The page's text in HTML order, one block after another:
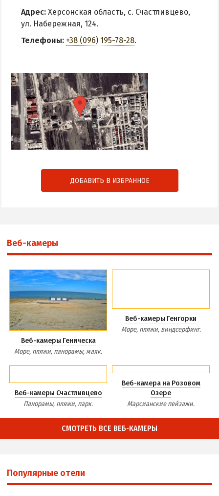
Адрес: Херсонская область, с. Счастливцево,
ул. Набережная, 124.
Телефоны: +38 (096) 195-78-28.
ДОБАВИТЬ В ИЗБРАННОЕ
Веб-камеры
Веб-камеры Геническа
Море, пляжи, панорамы, маяк.
Веб-камеры Генгорки
Море, пляжи, виндсерфинг.
Веб-камеры Счастливцево
Панорамы, пляжи, парк.
Веб-камера на Розовом
Озере
Марсианские пейзажи.
СМОТРЕТЬ ВСЕ ВЕБ-КАМЕРЫ
Популярные отели